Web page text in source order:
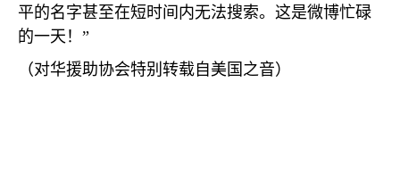
平的名字甚至在短时间内无法搜索。这是微博忙碌
的一天！”
（对华援助协会特别转载自美国之音）